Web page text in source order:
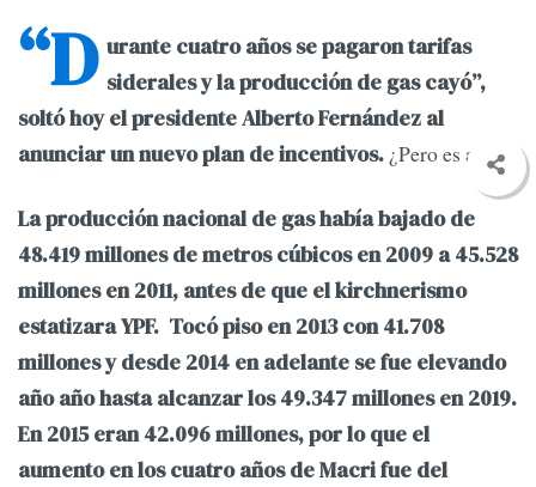
“D urante cuatro años se pagaron tarifas
siderales y la producción de gas cayó”,
soltó hoy el presidente Alberto Fernández al
anunciar un nuevo plan de incentivos. ¿Pero es así?
La producción nacional de gas había bajado de
48.419 millones de metros cúbicos en 2009 a 45.528
millones en 2011, antes de que el kirchnerismo
estatizara YPF. Tocó piso en 2013 con 41.708
millones y desde 2014 en adelante se fue elevando
año año hasta alcanzar los 49.347 millones en 2019.
En 2015 eran 42.096 millones, por lo que el
aumento en los cuatro años de Macri fue del